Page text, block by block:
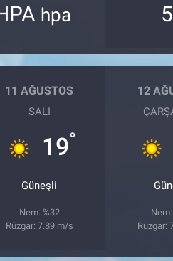
hpa
11 AĞUSTOS
SALI
19°
Güneşli
Nem: %32
Rüzgar: 7.89 m/s
12
Rüzgar: